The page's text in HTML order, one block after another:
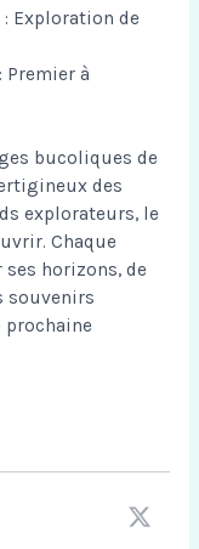
Exploration de
Premier à
bucoliques de
des
explorateurs, le
Chaque
horizons, de
souvenirs